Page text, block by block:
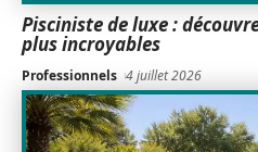
Pisciniste de luxe :
plus incroyables
Professionnels 4 juillet 2026